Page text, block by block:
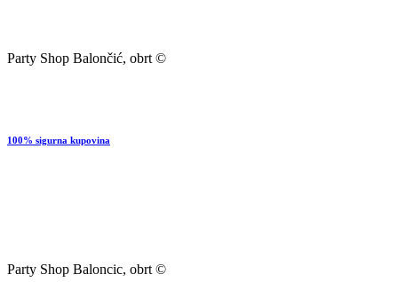
Party Shop Balončić, obrt ©
100% sigurna kupovina
Party Shop Baloncic, obrt ©